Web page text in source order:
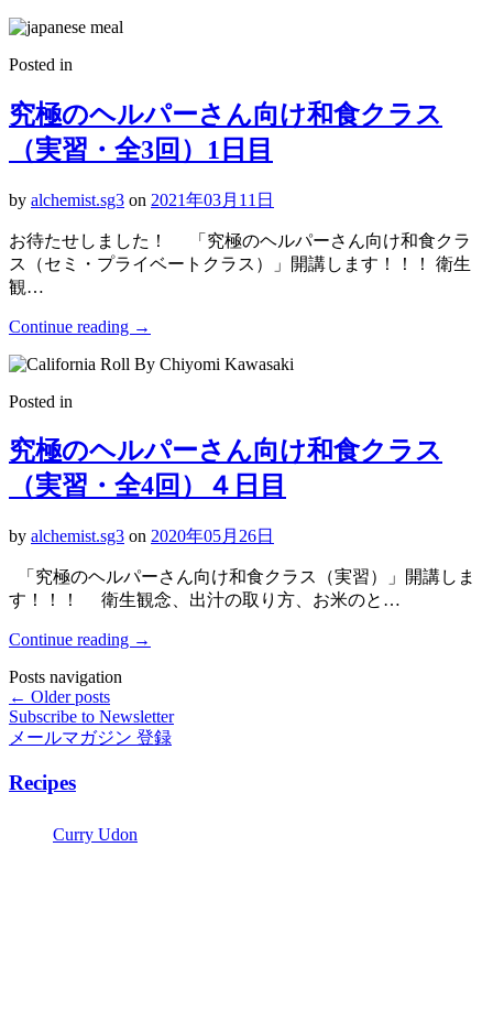
Posted in
究極のヘルパーさん向け和食クラス
（実習・全3回）1日目
by alchemist.sg3 on 2021年03月11日
お待たせしました！ 「究極のヘルパーさん向け和食クラ
ス（セミ・プライベートクラス）」開講します！！！ 衛生
観…
Continue reading →
Posted in
究極のヘルパーさん向け和食クラス
（実習・全4回）４日目
by alchemist.sg3 on 2020年05月26日
「究極のヘルパーさん向け和食クラス（実習）」開講しま
す！！！ 衛生観念、出汁の取り方、お米のと…
Continue reading →
Posts navigation
← Older posts
Subscribe to Newsletter
メールマガジン 登録
Recipes
Curry Udon